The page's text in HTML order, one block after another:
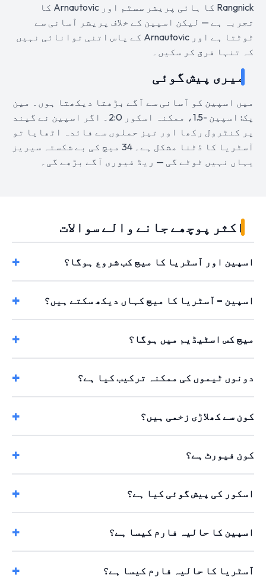
Rangnick کا ہائی پریشر سسٹم اور Arnautovic کا
تجربہ ہے — لیکن اسپین کے خلاف پریشر آسانی سے
ٹوٹتا ہے اور Arnautovic کے پاس اتنی توانائی نہیں
کہ تنہا فرق کر سکیں۔
میری پیش گوئی
میں اسپین کو آسانی سے آگے بڑھتا دیکھتا ہوں۔ مین
پک: اسپین -1.5، ممکنہ اسکور 2:0۔ اگر اسپین نے گیند
پر کنٹرول رکھا اور تیز حملوں سے فائدہ اٹھایا تو
آسٹریا کا ڈٹنا مشکل ہے۔ 34 میچ کی بے شکستہ سیریز
یہاں نہیں ٹوٹے گی — ریڈ فیوری آگے بڑھے گی۔
اکثر پوچھے جانے والے سوالات
اسپین اور آسٹریا کا میچ کب شروع ہوگا؟
اسپین – آسٹریا کا میچ کہاں دیکھ سکتے ہیں؟
میچ کس اسٹیڈیم میں ہوگا؟
دونوں ٹیموں کی ممکنہ ترکیب کیا ہے؟
کون سے کھلاڑی زخمی ہیں؟
کون فیورٹ ہے؟
اسکور کی پیش گوئی کیا ہے؟
اسپین کا حالیہ فارم کیسا ہے؟
آسٹریا کا حالیہ فارم کیسا ہے؟